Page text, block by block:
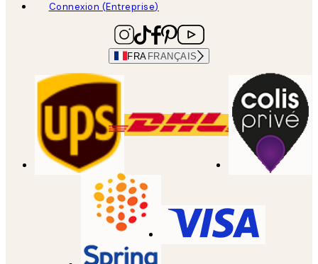
Connexion (Entreprise)
FRA FRANÇAIS